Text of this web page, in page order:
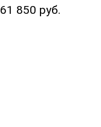
61 850 руб.